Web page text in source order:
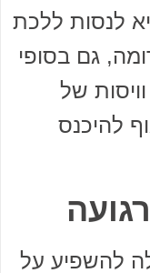
לנסות ללכת
גם בסופי
של
להיכנס
להשפיע על